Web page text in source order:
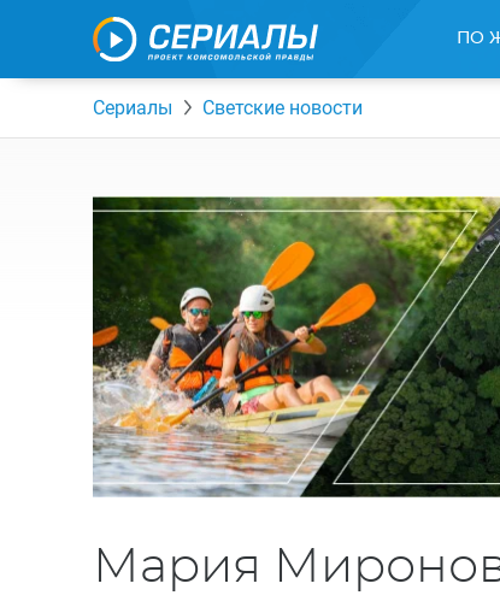
ПО
Сериалы Светские новости
Мария